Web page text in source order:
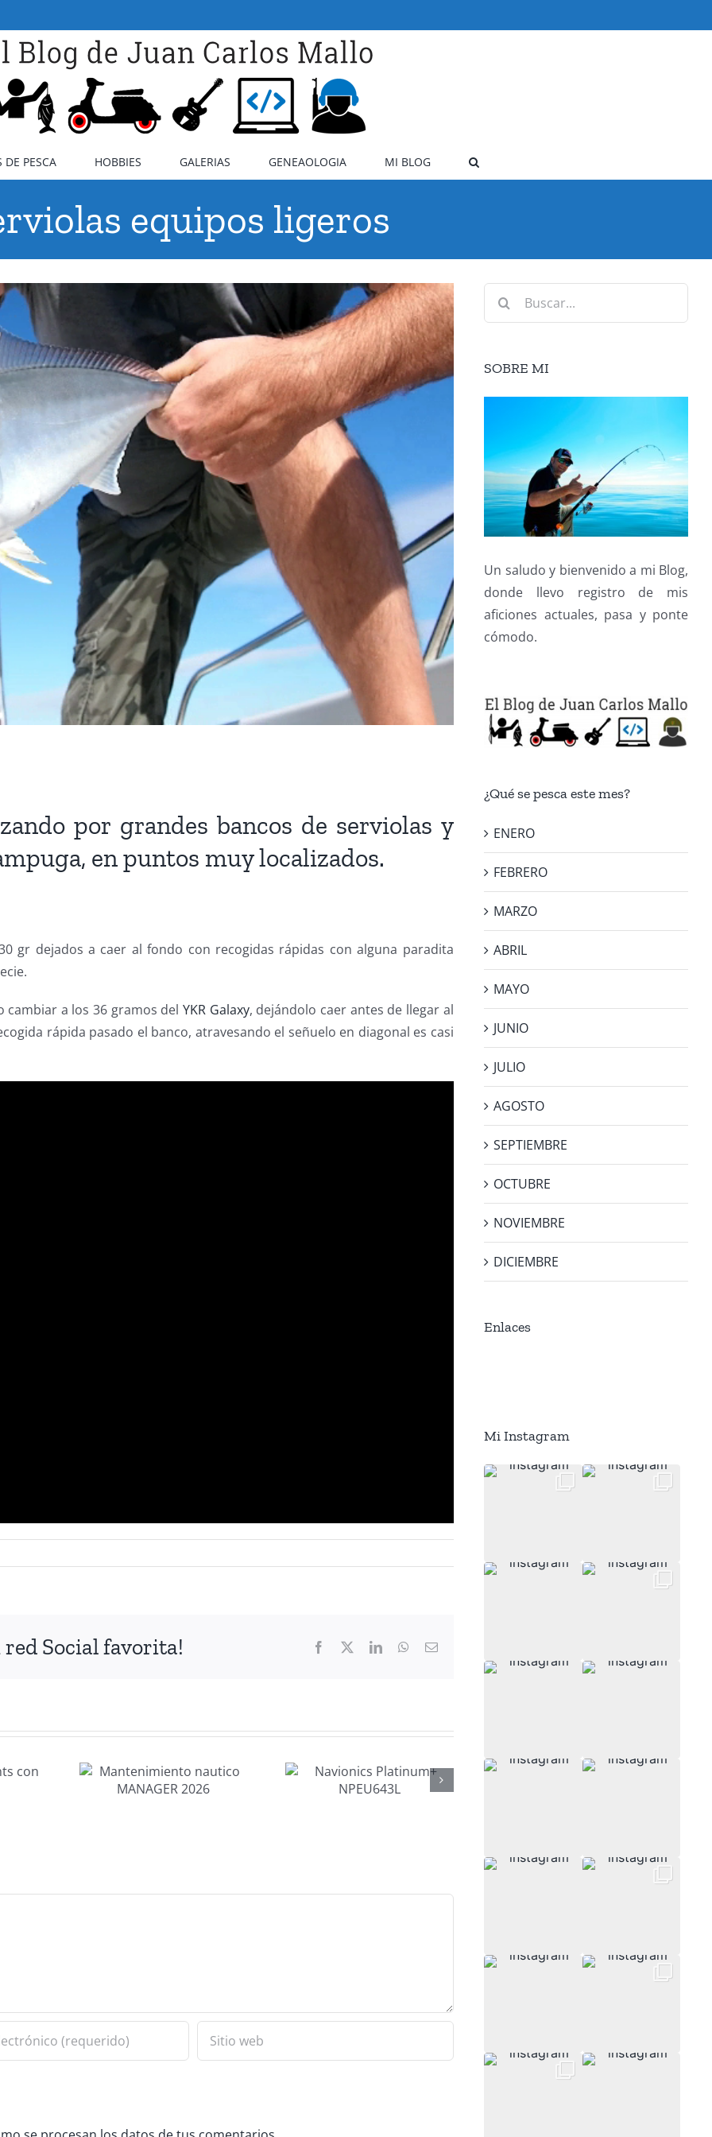
DE PESCA HOBBIES GALERIAS GENEAOLOGIA MI BLOG
equipos ligeros
por grandes bancos de serviolas y
en puntos muy localizados.
gr dejados a caer al fondo con recogidas rápidas con alguna paradita
cambiar a los 36 gramos delYKR Galaxy, dejándolo caer antes de llegar al
rápida pasado el banco, atravesando el señuelo en diagonal es casi
Social favorita! Facebook
X LinkedInWhatsApp
Correo
electrónico
Navionics
Platinum+
Buscar:
SOBRE MI
Un saludo y bienvenido a mi Blog,
donde llevo registro de mis
aficiones actuales, pasa y ponte
cómodo.
¿Qué se pesca este mes?
ENERO
FEBRERO
MARZO
ABRIL
MAYO
JUNIO
JULIO
AGOSTO
SEPTIEMBRE
OCTUBRE
NOVIEMBRE
DICIEMBRE
Enlaces
Mi Instagram